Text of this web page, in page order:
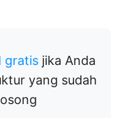
gratis jika Anda
yang sudah